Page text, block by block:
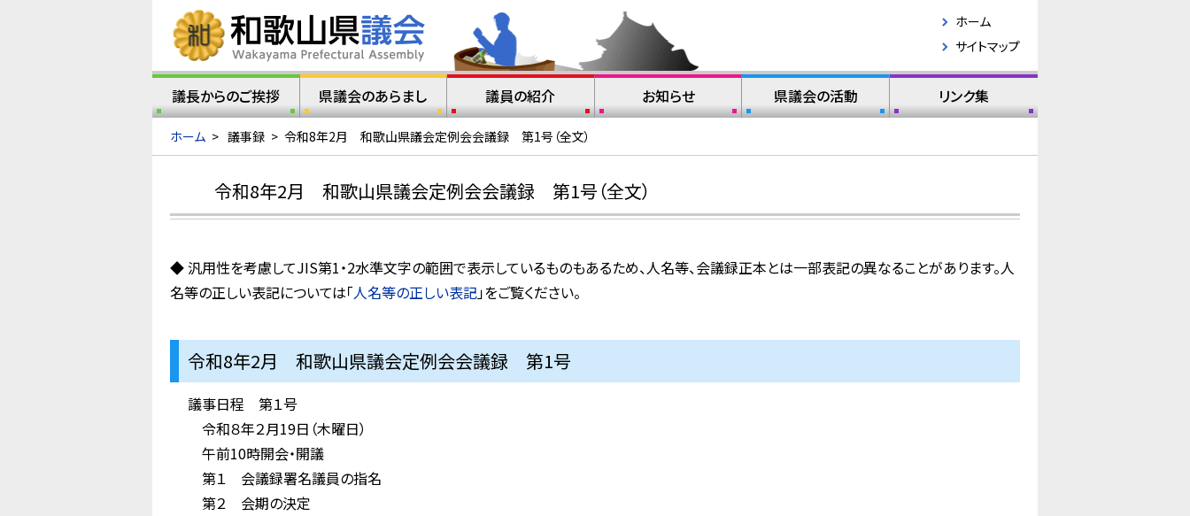
ホーム
サイトマップ
議長からのご挨拶 県議会のあらまし 議員の紹介 お知らせ 県議会の活動 リンク集
ホーム > 議事録 > 令和8年2月 和歌山県議会定例会会議録 第1号（全文）
令和8年2月 和歌山県議会定例会会議録 第1号（全文）
◆ 汎用性を考慮してJIS第1・2水準文字の範囲で表示しているものもあるため、人名等、会議録正本とは一部表記の異なることがあります。人
名等の正しい表記については「人名等の正しい表記」をご覧ください。
令和8年2月 和歌山県議会定例会会議録 第1号
議事日程 第１号
令和８年２月19日（木曜日）
午前10時開会・開議
第１ 会議録署名議員の指名
第２ 会期の決定